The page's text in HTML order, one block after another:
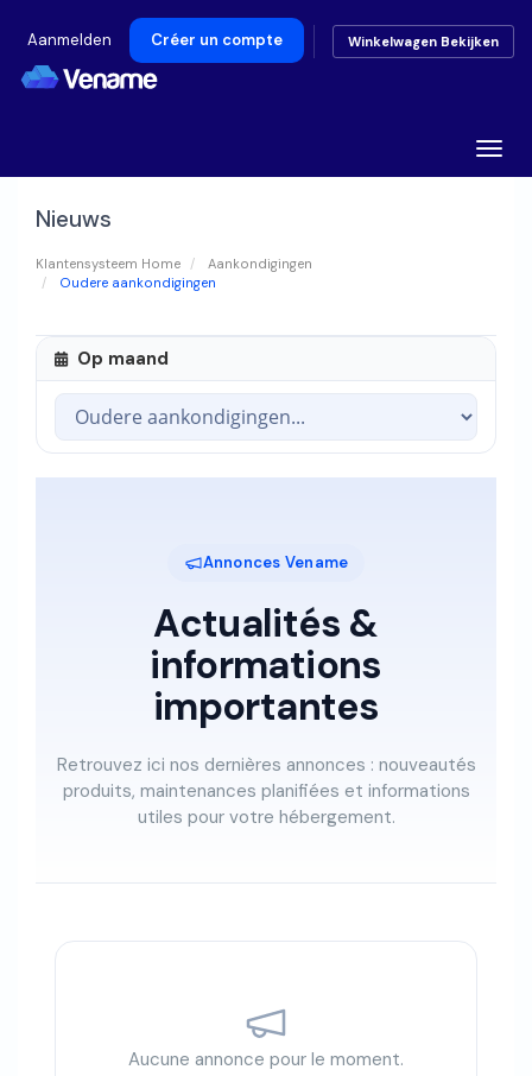
Aanmelden Créer un compte Winkelwagen Bekijken
Nieuws
Klantensysteem Home
Aankondigingen
Oudere aankondigingen
Op maand
Annonces Vename
Actualités &
informations
importantes
Retrouvez ici nos dernières annonces : nouveautés
produits, maintenances planifiées et informations
utiles pour votre hébergement.
Aucune annonce pour le moment.